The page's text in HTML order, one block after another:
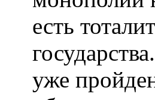
есть
уже